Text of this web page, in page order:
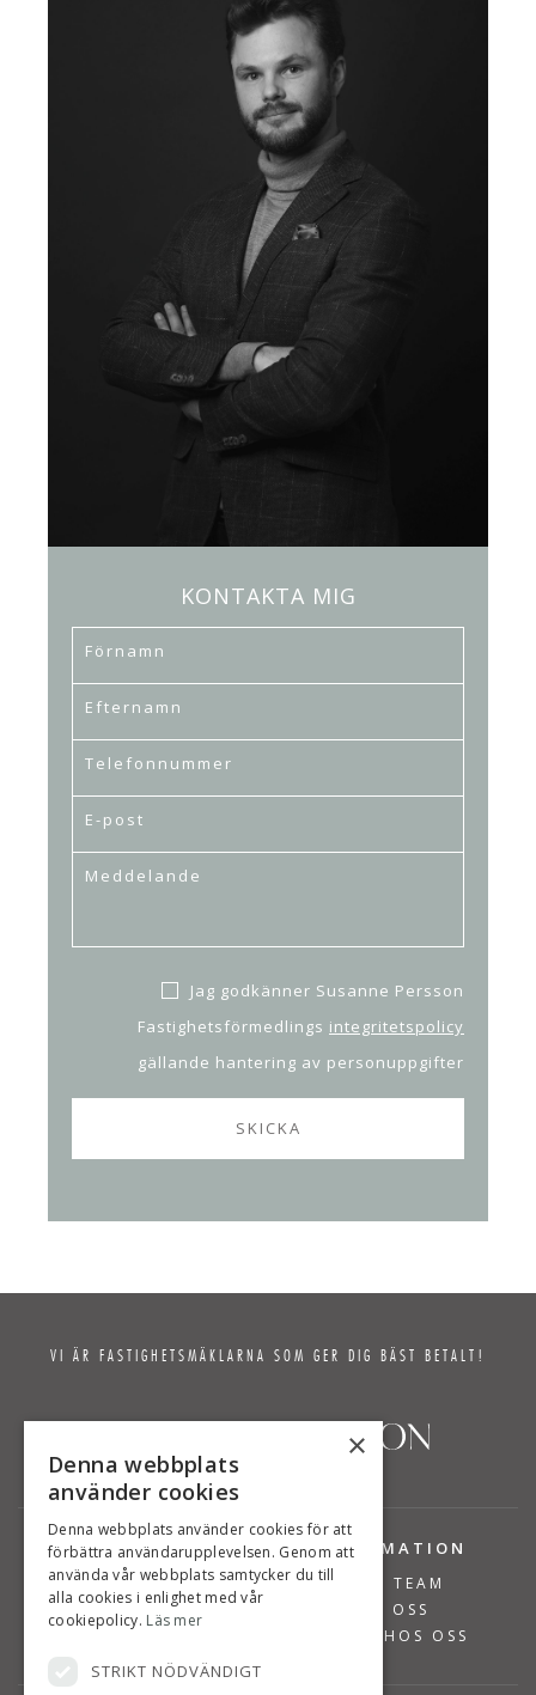
KONTAKTA MIG
Jag godkänner Susanne Persson
Fastighetsförmedlings integritetspolicy
gällande hantering av personuppgifter
VI ÄR FASTIGHETSMÄKLARNA SOM GER DIG BÄST BETALT!
TJÄNSTER
BOSTÄDER TILL SALU
SÄLJA BOSTAD
VÄRDERA BOSTAD
INFORMATION
VÅRT TEAM
OM OSS
JOBBA HOS OSS
×
Denna webbplats
använder cookies
Denna webbplats använder cookies för att
förbättra användarupplevelsen. Genom att
använda vår webbplats samtycker du till
alla cookies i enlighet med vår
cookiepolicy. Läs mer
STRIKT NÖDVÄNDIGT